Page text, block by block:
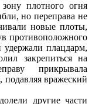
плотного огня
но переправа не
новые плоты,
противоположного
плацдарм,
закрепиться на
прикрывала
подавляя вражеский
другие части